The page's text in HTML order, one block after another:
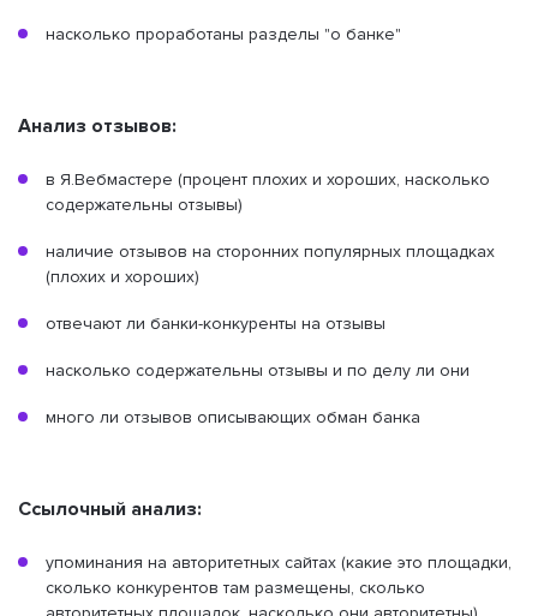
насколько проработаны разделы "о банке"
Анализ отзывов:
в Я.Вебмастере (процент плохих и хороших, насколько
содержательны отзывы)
наличие отзывов на сторонних популярных площадках
(плохих и хороших)
отвечают ли банки-конкуренты на отзывы
насколько содержательны отзывы и по делу ли они
много ли отзывов описывающих обман банка
Ссылочный анализ:
упоминания на авторитетных сайтах (какие это площадки,
сколько конкурентов там размещены, сколько